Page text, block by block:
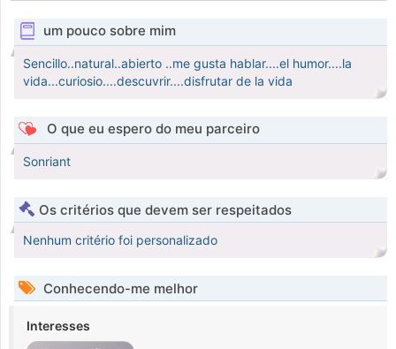
um pouco sobre mim
Sencillo..natural..abierto ..me gusta hablar....el humor....la
vida...curiosio....descuvrir....disfrutar de la vida
O que eu espero do meu parceiro
Sonriant
Os critérios que devem ser respeitados
Nenhum critério foi personalizado
Conhecendo-me melhor
Interesses